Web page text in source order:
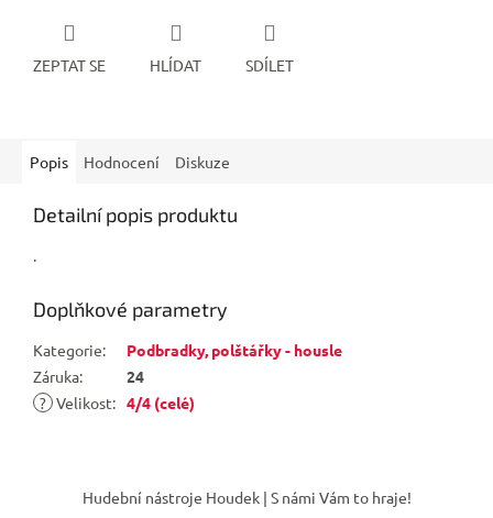
ZEPTAT SE HLÍDAT SDÍLET
Popis Hodnocení Diskuze
Detailní popis produktu
.
Doplňkové parametry
Kategorie:
Podbradky, polštářky - housle
Záruka:
24
? Velikost: 4/4 (celé)
Hudební nástroje Houdek | S námi Vám to hraje!